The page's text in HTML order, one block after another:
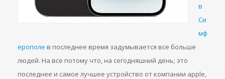
в
Си
мф
ерополе в последнее время задумывается все больше
людей. На все потому что, на сегодняшний день; это
последнее и самое лучшее устройство от компании apple,